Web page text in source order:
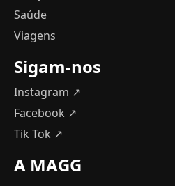
Saúde
Viagens
Sigam-nos
Instagram ↗
Facebook ↗
Tik Tok ↗
A MAGG